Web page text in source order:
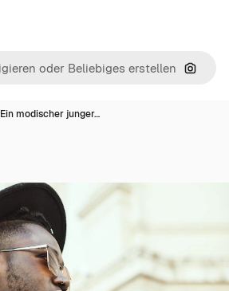
Nach
Ein modischer junger…